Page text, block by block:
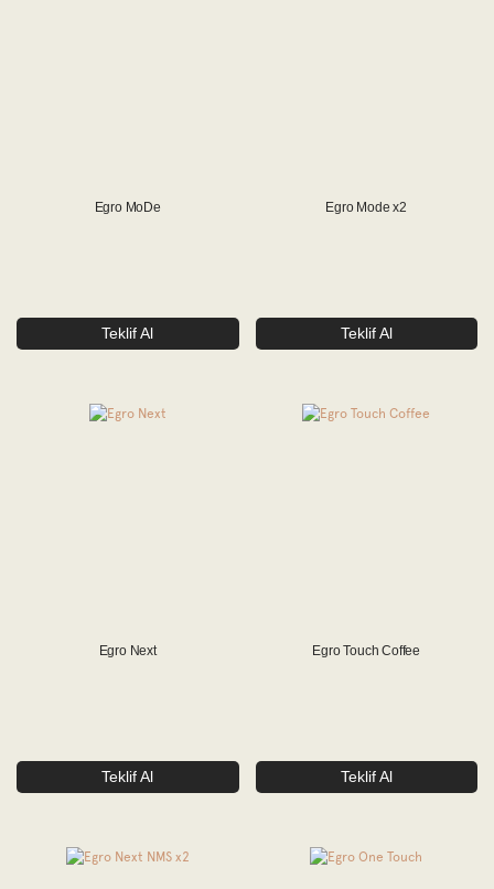
Egro MoDe
Teklif Al
Egro Mode x2
Teklif Al
Egro Next
Teklif Al
Egro Touch Coffee
Teklif Al